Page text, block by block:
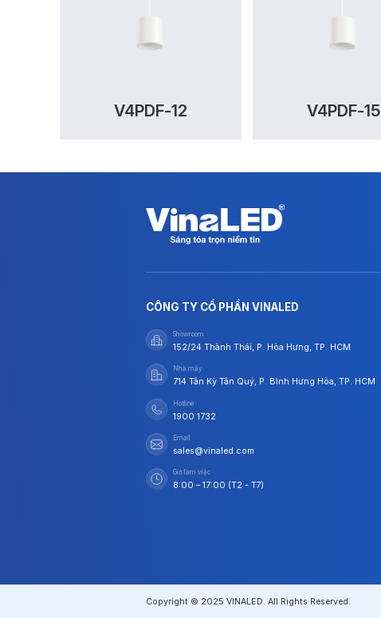
V4PDF-12 V4PDF-15
CÔNG TY CỔ PHẦN VINALED
Showroom
152/24 Thành Thái, P. Hòa Hưng, TP. HCM
Nhà máy
714 Tân Kỳ Tân Quý, P. Bình Hưng Hòa, TP. HCM
Hotline
1900 1732
Email
sales@vinaled.com
Giờ làm việc
8:00 – 17:00 (T2 - T7)
Copyright © 2025 VINALED. All Rights Reserved.